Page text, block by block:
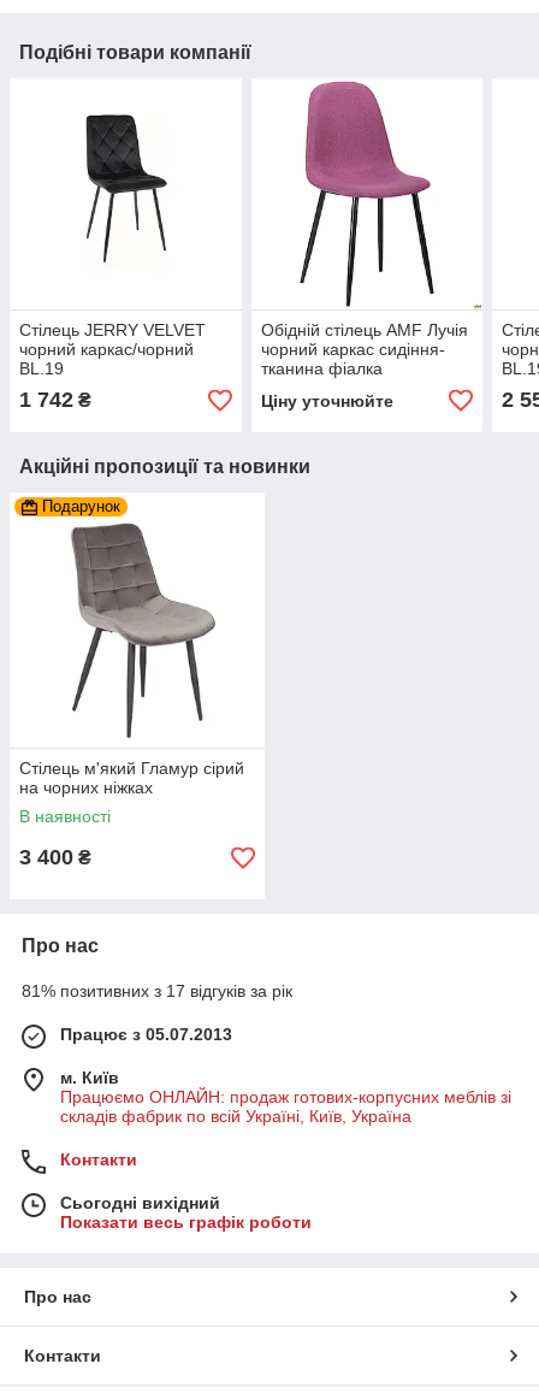
Подібні товари компанії
Стілець JERRY VELVET
чорний каркас/чорний
BL.19
1 742 ₴
Обідній стілець AMF Лучія
чорний каркас сидіння-
тканина фіалка
Ціну уточнюйте
2
Акційні пропозиції та новинки
Подарунок
Стілець м'який Гламур сірий
на чорних ніжках
В наявності
3 400 ₴
Про нас
81% позитивних з 17 відгуків за рік
Працює з 05.07.2013
м. Київ
Працюємо ОНЛАЙН: продаж готових-корпусних меблів зі
складів фабрик по всій Україні, Київ, Україна
Контакти
Сьогодні вихідний
Показати весь графік роботи
Про нас
Контакти